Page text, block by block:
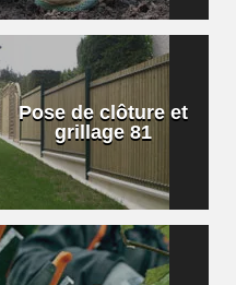
Pose de clôture et
grillage 81